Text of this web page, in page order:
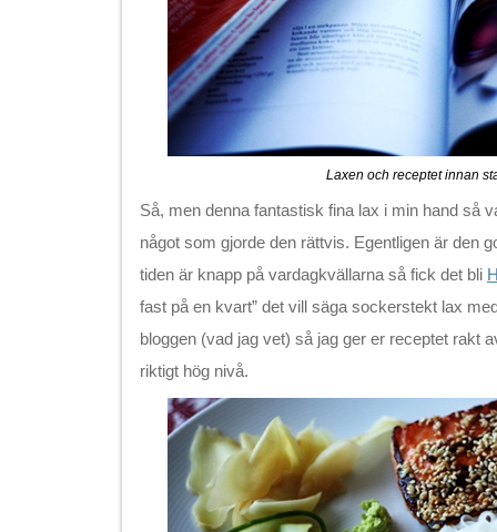
Laxen och receptet innan
Så, men denna fantastisk fina lax i min hand så
något som gjorde den rättvis. Egentligen är den
tiden är knapp på vardagkvällarna så fick det bli
fast på en kvart” det vill säga sockerstekt lax
bloggen (vad jag vet) så jag ger er receptet rakt
riktigt hög nivå.